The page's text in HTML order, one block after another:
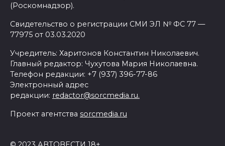
(Роскомнадзор).
Свидетельство о регистрации СМИ ЭЛ № ФС 77 —
77975 от 03.03.2020
Учредитель: Харитонов Константин Николаевич.
Главный редактор: Чухутова Мария Николаевна.
Телефон редакции: +7 (937) 396-77-86
Электронный адрес
редакции: redactor@sorcmedia.ru.
Проект агентства sorcmedia.ru